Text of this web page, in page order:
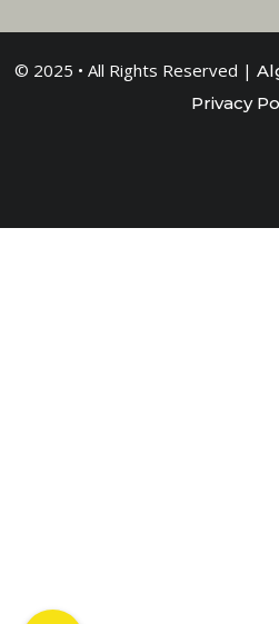
© 2025 • All Rights Reserved |
Privacy